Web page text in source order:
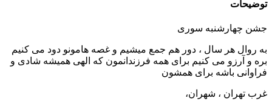
چهارشنبه سوری
روال هر سال ، دور هم جمع میشیم و غصه هامونو دود می کنیم
و آرزو می کنیم برای همه فرزندانمون که الهی همیشه شادی و
باشه برای همشون
تهران ، شهران،